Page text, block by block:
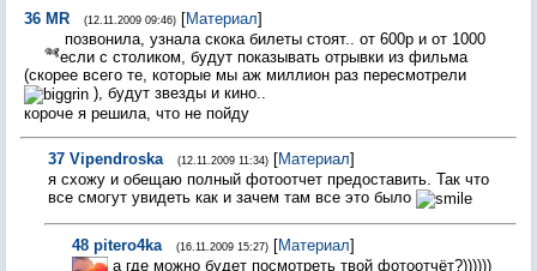
36 MR (12.11.2009 09:46) [Материал]
позвонила, узнала скока билеты стоят.. от 600р и от 1000
если с столиком, будут показывать отрывки из фильма
(скорее всего те, которые мы аж миллион раз пересмотрели
), будут звезды и кино..
короче я решила, что не пойду
37 Vipendroska (12.11.2009 11:34) [Материал]
я схожу и обещаю полный фотоотчет предоставить. Так что
все смогут увидеть как и зачем там все это было
48 pitero4ka (16.11.2009 15:27) [Материал]
а где можно будет посмотреть твой фотоотчёт?))))))